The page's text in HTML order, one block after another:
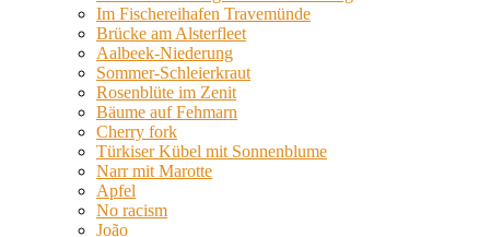
Im Fischereihafen Travemünde
Brücke am Alsterfleet
Aalbeek-Niederung
Sommer-Schleierkraut
Rosenblüte im Zenit
Bäume auf Fehmarn
Cherry fork
Türkiser Kübel mit Sonnenblume
Narr mit Marotte
Apfel
No racism
João